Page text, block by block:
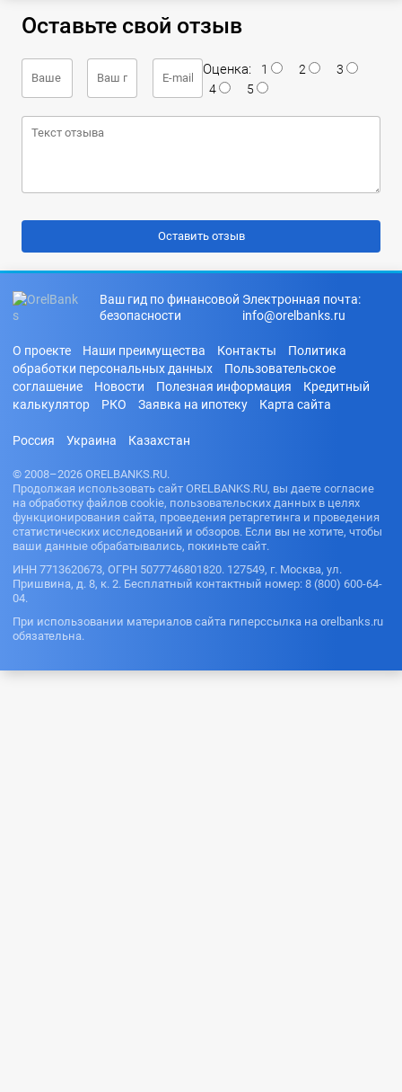
Оставьте свой отзыв
Оценка: 1 2
3
4
5
Ваш гид по финансовой
безопасности
Электронная почта:
info@orelbanks.ru
О проекте Наши преимущества Контакты
Политика
обработки персональных данных
Пользовательское
соглашение
Новости Полезная информация
Кредитный
калькулятор
РКО Заявка на ипотеку Карта сайта
Россия Украина Казахстан
© 2008–2026 ORELBANKS.RU.
Продолжая использовать сайт ORELBANKS.RU, вы даете согласие
на обработку файлов cookie, пользовательских данных в целях
функционирования сайта, проведения ретаргетинга и проведения
статистических исследований и обзоров. Если вы не хотите, чтобы
ваши данные обрабатывались, покиньте сайт.
ИНН 7713620673, ОГРН 5077746801820. 127549, г. Москва, ул.
Пришвина, д. 8, к. 2. Бесплатный контактный номер: 8 (800) 600-64-
04.
При использовании материалов сайта гиперссылка на orelbanks.ru
обязательна.